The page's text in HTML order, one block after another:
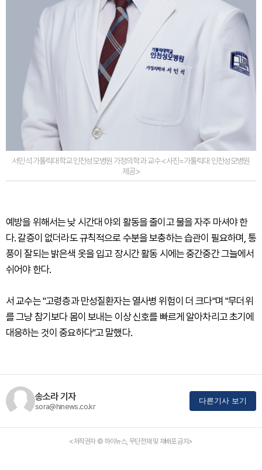
서민석 가톨릭대학교 인천성모병원 가정의학과 교수 <사진=가톨릭대 인천성모병원
제공>
예방을 위해서는 낮 시간대 야외 활동을 줄이고 물을 자주 마셔야 한
다. 갈증이 없더라도 규칙적으로 수분을 보충하는 습관이 필요하며, 통
풍이 잘되는 밝은색 옷을 입고 장시간 활동 시에는 중간중간 그늘에서
쉬어야 한다.
서 교수는 "고령층과 만성질환자는 열사병 위험이 더 크다"며 "무더위
를 그냥 참기보다 몸이 보내는 이상 신호를 빠르게 알아차리고 초기에
대응하는 것이 중요하다"고 말했다.
송소라 기자
sora@hinews.co.kr
다른기사 보기
<저작권자 © 하이뉴스, 무단전재 및 재배포 금지>